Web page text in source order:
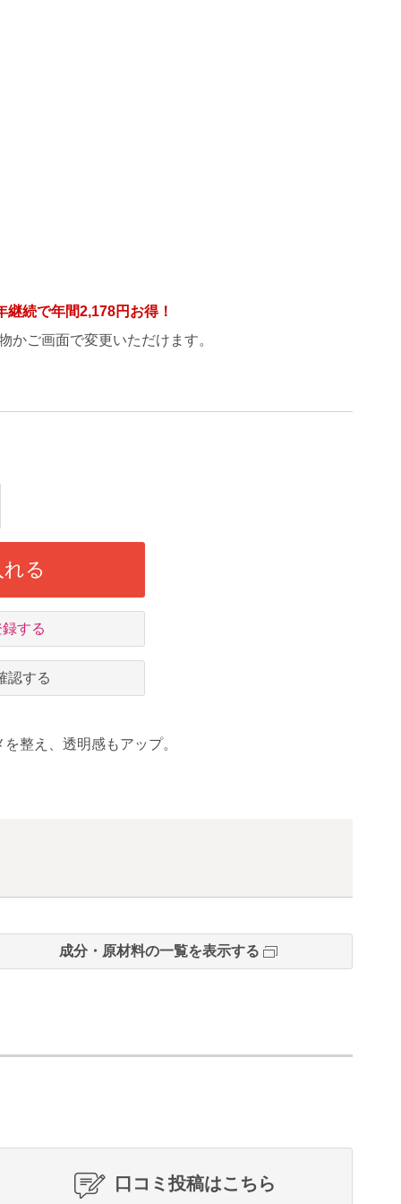
継続で年間2,178円 お得！
ご画面で変更いただけます。
る
する
認する
整え、透明感もアップ。
成分・原材料の一覧を表示する
口コミ投稿はこちら